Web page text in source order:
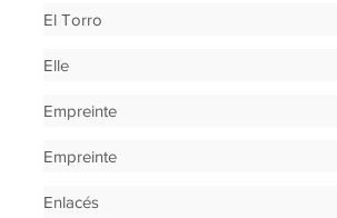
El Torro
Elle
Empreinte
Empreinte
Enlacés